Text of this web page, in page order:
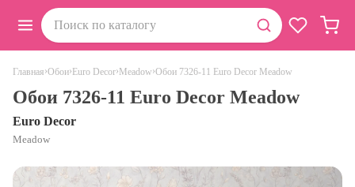
Главная›Обои› Euro Decor› Meadow›Обои 7326-11 Euro Decor Meadow
Обои 7326-11 Euro Decor Meadow
Euro Decor
Meadow